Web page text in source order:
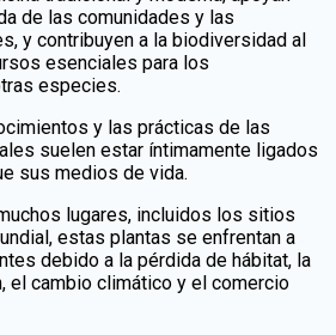
de las comunidades y las
y contribuyen a la biodiversidad al
esenciales para los
especies.
y las prácticas de las
suelen estar íntimamente ligados
sus medios de vida.
lugares, incluidos los sitios
estas plantas se enfrentan a
debido a la pérdida de hábitat, la
el cambio climático y el comercio